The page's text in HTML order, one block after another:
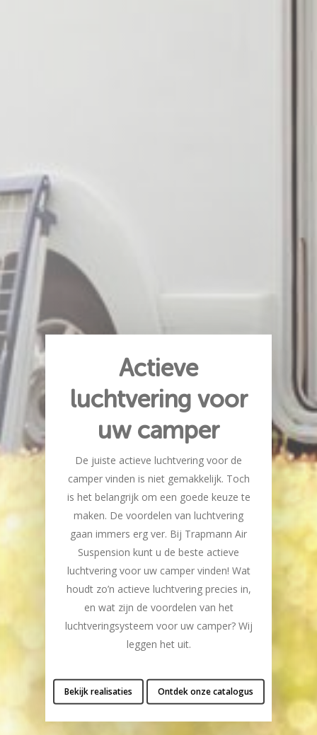
Actieve
luchtvering voor
uw camper
De juiste actieve luchtvering voor de
camper vinden is niet gemakkelijk. Toch
is het belangrijk om een goede keuze te
maken. De voordelen van luchtvering
gaan immers erg ver. Bij Trapmann Air
Suspension kunt u de beste actieve
luchtvering voor uw camper vinden! Wat
houdt zo’n actieve luchtvering precies in,
en wat zijn de voordelen van het
luchtveringsysteem voor uw camper? Wij
leggen het uit.
Bekijk realisaties Ontdek onze catalogus